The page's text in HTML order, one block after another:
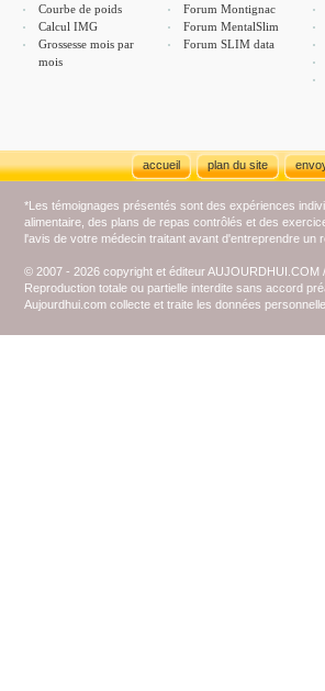
Courbe de poids
Calcul IMG
Grossesse mois par
mois
Forum Montignac
Forum MentalSlim
Forum SLIM data
accueil plan du site
*Les témoignages présentés sont des expériences
alimentaire, des plans de repas contrôlés et des
l'avis de votre médecin traitant avant d'entreprendre
© 2007 - 2026 copyright et éditeur
Reproduction totale ou partielle interdite sans accord
Aujourdhui.com collecte et traite les données